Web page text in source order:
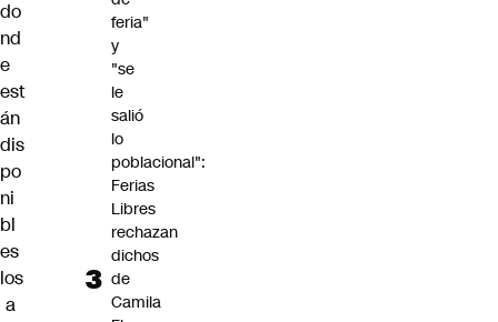
do
nd
e
est
án
dis
po
ni
bl
es
los
a
feria"
y
"se
le
salió
lo
poblacional":
Ferias
Libres
rechazan
dichos
de
Camila